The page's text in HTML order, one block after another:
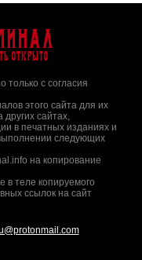
открыто
с согласия
этого сайта для их
сайтах,
в печатных изданиях и
следующих
на копирование
в теле копируемого
ссылок на сайт